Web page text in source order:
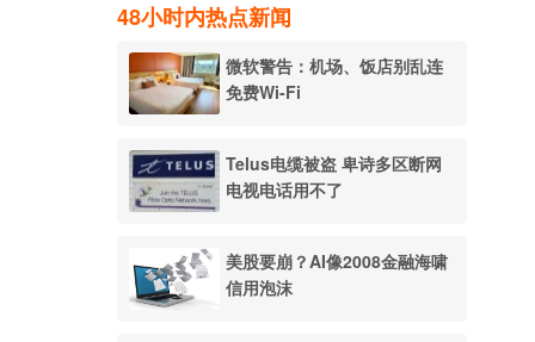
48小时内热点新闻
微软警告：机场、饭店别乱连
免费Wi-Fi
Telus电缆被盗 卑诗多区断网
电视电话用不了
美股要崩？AI像2008金融海啸
信用泡沫